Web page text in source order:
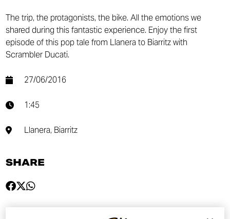
The trip, the protagonists, the bike. All the emotions we
shared during this fantastic experience. Enjoy the first
episode of this pop tale from Llanera to Biarritz with
Scrambler Ducati.
27/06/2016
1:45
Llanera, Biarritz
SHARE